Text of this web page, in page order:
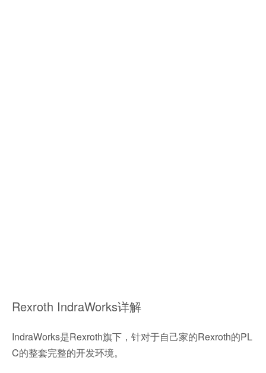
Rexroth IndraWorks详解
IndraWorks是Rexroth旗下，针对于自己家的Rexroth的PL
C的整套完整的开发环境。